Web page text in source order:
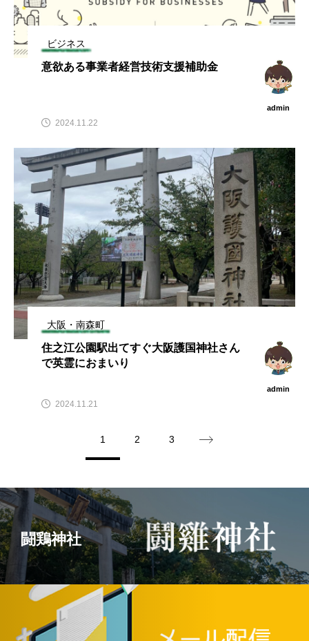
ビジネス
意欲ある事業者経営技術支援補助金
admin
2024.11.22
大阪・南森町
住之江公園駅出てすぐ大阪護国神社さん
で英霊におまいり
admin
2024.11.21
1 2 3
闘鶏神社